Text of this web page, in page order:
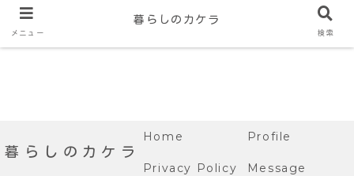
暮らしのカケラ
Home Profile
Privacy Policy Message
メニュー
暮らしのカケラ
検索